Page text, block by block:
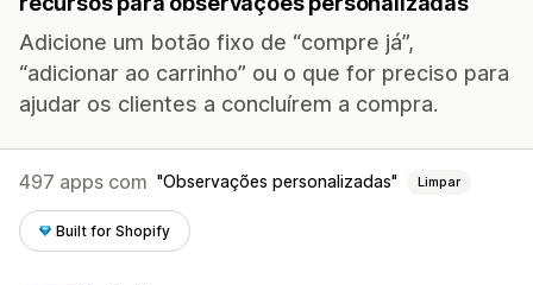
Adicione um botão fixo de “compre já”,
“adicionar ao carrinho” ou o que for preciso para
ajudar os clientes a concluírem a compra.
497 apps com Observações personalizadas Limpar
Built for Shopify